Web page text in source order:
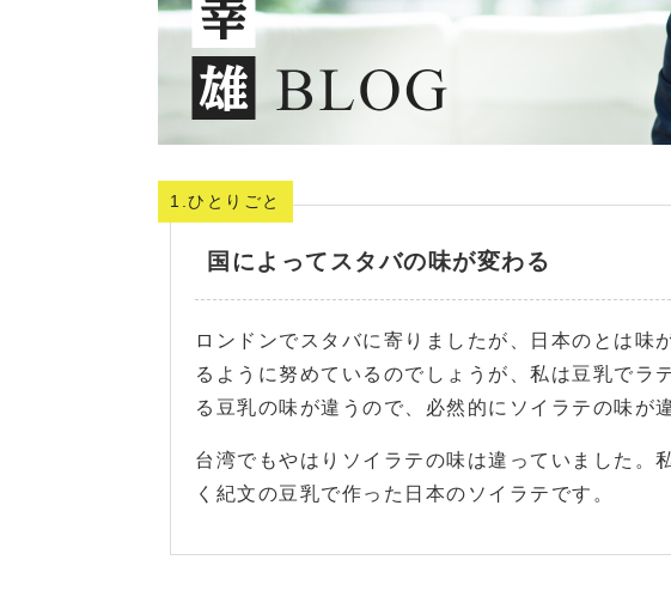
1.ひとりごと
国によってスタバの味が変わる
ロンドンでスタバに寄りましたが、日本のとは味
るように努めているのでしょうが、私は豆乳でラ
る豆乳の味が違うので、必然的にソイラテの味が
台湾でもやはりソイラテの味は違っていました。
く紀文の豆乳で作った日本のソイラテです。